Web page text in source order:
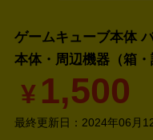
ゲームキューブ本体
本体・周辺機器（箱
¥ 1,500
最終更新日： 2024年06月